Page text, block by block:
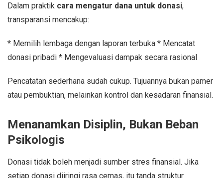
Dalam praktik cara mengatur dana untuk donasi,
transparansi mencakup:
* Memilih lembaga dengan laporan terbuka * Mencatat
donasi pribadi * Mengevaluasi dampak secara rasional
Pencatatan sederhana sudah cukup. Tujuannya bukan pamer
atau pembuktian, melainkan kontrol dan kesadaran finansial.
Menanamkan Disiplin, Bukan Beban
Psikologis
Donasi tidak boleh menjadi sumber stres finansial. Jika
setiap donasi diiringi rasa cemas, itu tanda struktur